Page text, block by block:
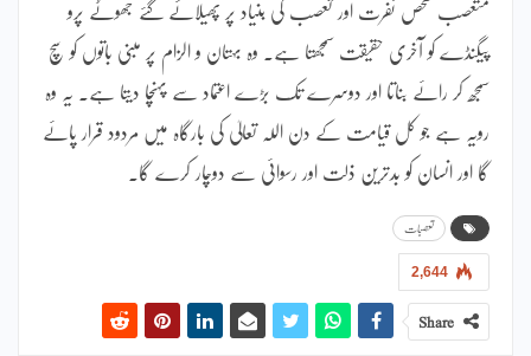
متعصب شخص نفرت اور تعصب کی بنیاد پر پھیلائے گئے جھوٹے پرو
پیگنڈے کو آخری حقیقت سمجھتا ہے۔ وہ بہتان و الزام پر مبنی باتوں کو سچ
سمجھ کر رائے بناتا اور دوسرے تک بڑے اعتماد سے پہنچا دیتا ہے۔ یہ وہ
رویہ ہے جو کل قیامت کے دن اللہ تعالیٰ کی بارگاہ میں مردود قرار پائے
گا اور انسان کو بدترین ذلت اور رسوائی سے دوچار کرے گا۔
تعصبات
2,644
Share